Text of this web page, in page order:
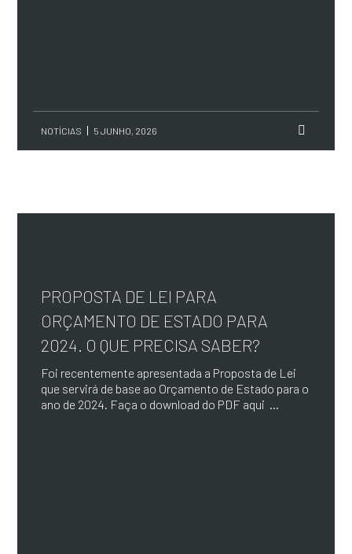
NOTÍCIAS 5 JUNHO, 2026
PROPOSTA DE LEI PARA
ORÇAMENTO DE ESTADO PARA
2024. O QUE PRECISA SABER?
Foi recentemente apresentada a Proposta de Lei
que servirá de base ao Orçamento de Estado para o
ano de 2024. Faça o download do PDF aqui ...